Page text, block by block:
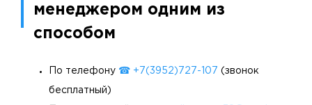
менеджером одним из
способом
По телефону ☎ +7(3952)727-107 (звонок
бесплатный)